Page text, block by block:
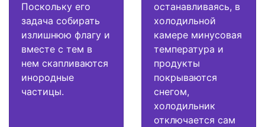
Поскольку его
задача собирать
излишнюю флагу и
вместе с тем в
нем скапливаются
инородные
частицы.
останавливаясь, в
холодильной
камере минусовая
температура и
продукты
покрываются
снегом,
холодильник
отключается сам